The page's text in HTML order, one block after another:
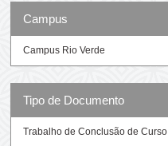
Campus
Campus Rio Verde
Tipo de Documento
Trabalho de Conclusão de Curso